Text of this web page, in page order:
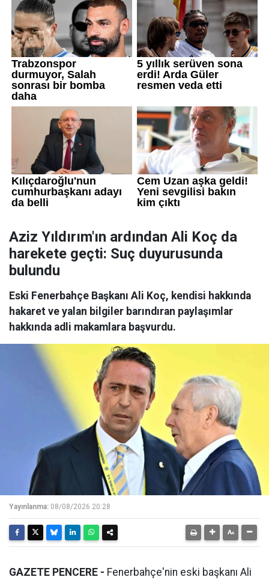
Aziz Yıldırım'ın ardından Ali Koç da
harekete geçti: Suç duyurusunda
bulundu
Eski Fenerbahçe Başkanı Ali Koç, kendisi hakkında
hakaret ve yalan bilgiler barındıran paylaşımlar
hakkında adli makamlara başvurdu.
Yayınlanma: 08/08/2026 20:28
GAZETE PENCERE - Fenerbahçe'nin eski başkanı Ali